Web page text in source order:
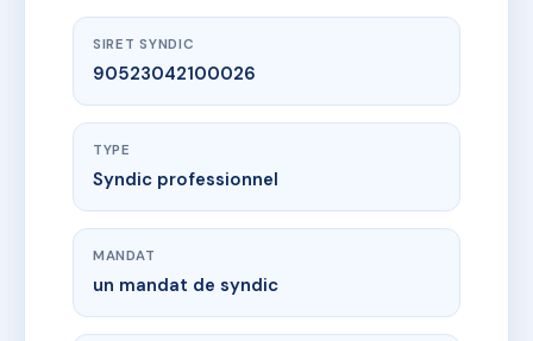
SIRET SYNDIC
90523042100026
TYPE
Syndic professionnel
MANDAT
un mandat de syndic